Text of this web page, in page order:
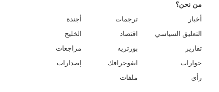
من نحن؟
أخبار
التعليق السياسي
تقارير
حوارات
رأي
ترجمات
اقتصاد
بورتريه
انفوجرافك
ملفات
أجندة
الخليج
مراجعات
إصدارات